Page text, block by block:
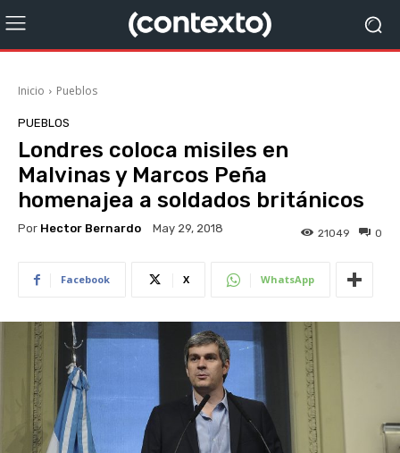
Inicio Pueblos
PUEBLOS
Londres coloca misiles en
Malvinas y Marcos Peña
homenajea a soldados británicos
Por Hector Bernardo May 29, 2018 0
21049
Facebook X WhatsApp